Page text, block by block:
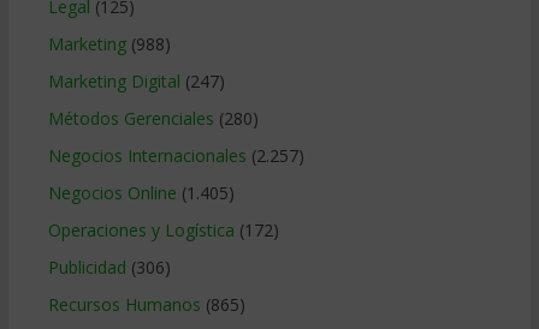
Legal (125)
Marketing(988)
Marketing Digital (247)
Métodos Gerenciales (280)
Negocios Internacionales (2.257)
Negocios Online (1.405)
Operaciones y Logística (172)
Publicidad (306)
Recursos Humanos (865)